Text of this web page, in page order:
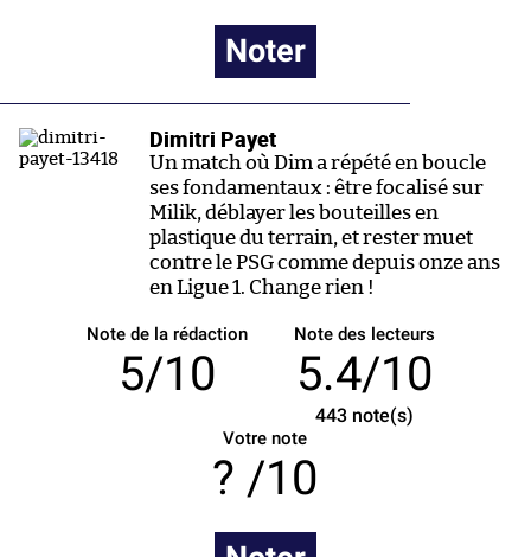
Noter
Dimitri Payet
Un match où Dim a répété en boucle
ses fondamentaux : être focalisé sur
Milik, déblayer les bouteilles en
plastique du terrain, et rester muet
contre le PSG comme depuis onze ans
en Ligue 1. Change rien !
Note de la rédaction
5/10
Note des lecteurs
5.4/10
443note(s)
Votre note
/10